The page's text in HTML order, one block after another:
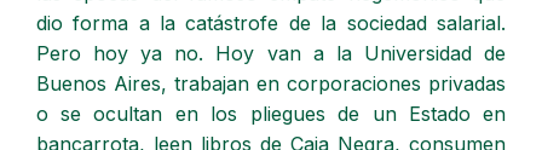
dio forma a la catástrofe de la sociedad salarial.
Pero hoy ya no. Hoy van a la Universidad de
Buenos Aires, trabajan en corporaciones privadas
o se ocultan en los pliegues de un Estado en
bancarrota, leen libros de Caja Negra, consumen